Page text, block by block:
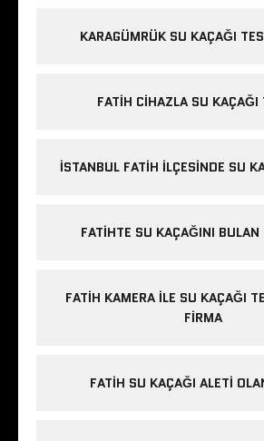
KARAGÜMRÜK SU KAÇAĞI
FATIH CIHAZLA SU KAÇAĞI
İSTANBUL FATIH ILÇESINDE SU
FATIHTE SU KAÇAĞINI BULAN
FATIH KAMERA ILE SU KAÇAĞI
FIRMA
FATIH SU KAÇAĞI ALETI